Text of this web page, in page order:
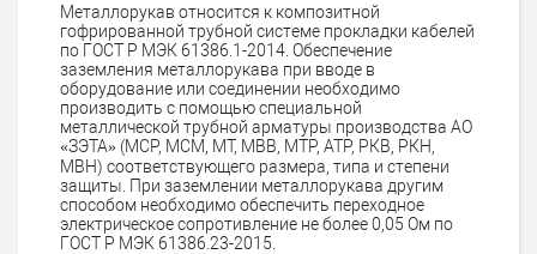
Металлорукав относится к композитной
гофрированной трубной системе прокладки кабелей
по ГОСТ Р МЭК 61386.1-2014. Обеспечение
заземления металлорукава при вводе в
оборудование или соединении необходимо
производить с помощью специальной
металлической трубной арматуры производства АО
«ЗЭТА» (МСР, МСМ, МТ, МВВ, МТР, АТР, РКВ, РКН,
МВН) соответствующего размера, типа и степени
защиты. При заземлении металлорукава другим
способом необходимо обеспечить переходное
электрическое сопротивление не более 0,05 Ом по
ГОСТ Р МЭК 61386.23-2015.